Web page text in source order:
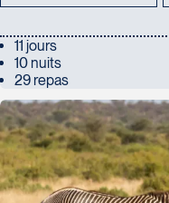
11 jours
10 nuits
29 repas